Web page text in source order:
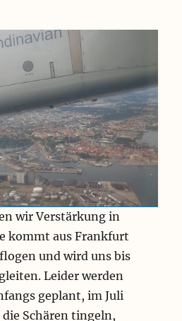
wir Verstärkung in
kommt aus Frankfurt
und wird uns bis
Leider werden
geplant, im Juli
Schären tingeln,